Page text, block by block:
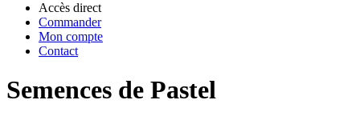
Accès direct
Commander
Mon compte
Contact
Semences de Pastel